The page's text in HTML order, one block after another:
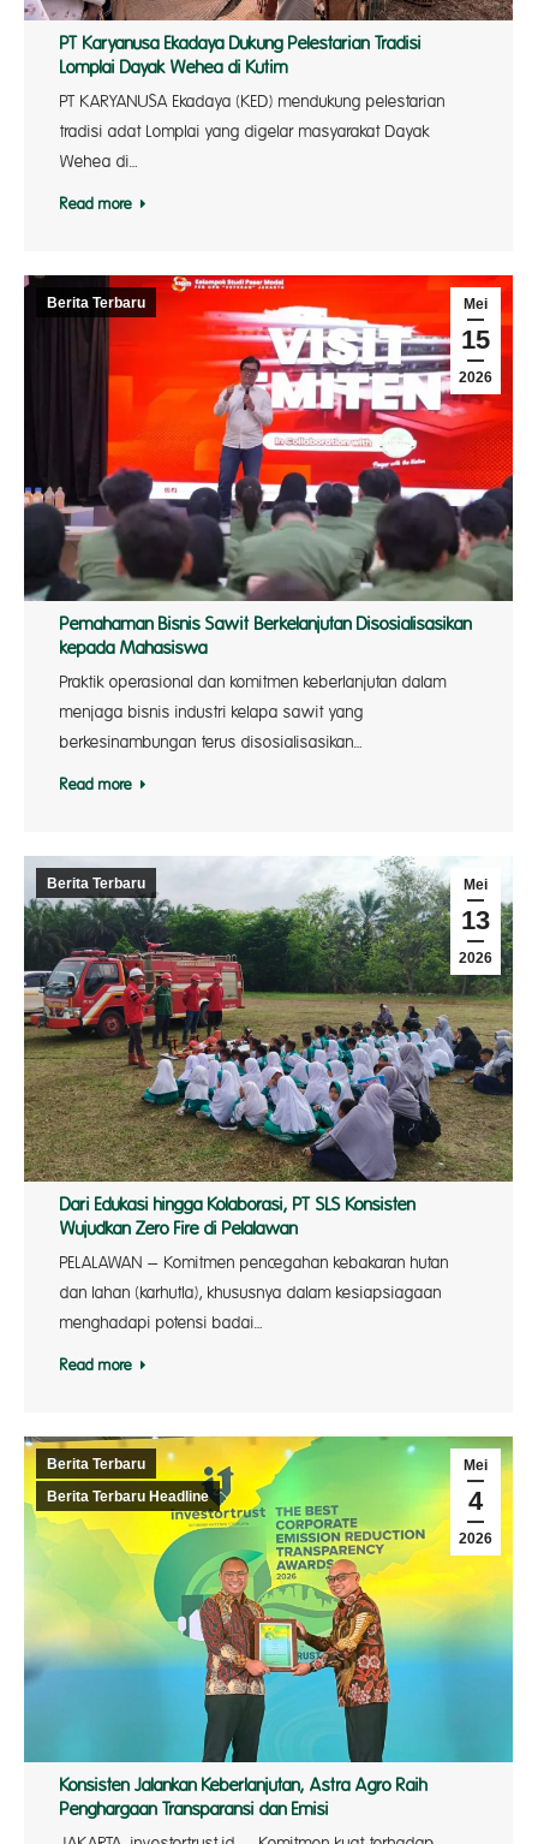
PT Karyanusa Ekadaya Dukung Pelestarian Tradisi
Lomplai Dayak Wehea di Kutim
PT KARYANUSA Ekadaya (KED) mendukung pelestarian
tradisi adat Lomplai yang digelar masyarakat Dayak
Wehea di…
Read more
Mei
15
2026
Berita Terbaru
Pemahaman Bisnis Sawit Berkelanjutan Disosialisasikan
kepada Mahasiswa
Praktik operasional dan komitmen keberlanjutan dalam
menjaga bisnis industri kelapa sawit yang
berkesinambungan terus disosialisasikan…
Read more
Mei
13
2026
Berita Terbaru
Dari Edukasi hingga Kolaborasi, PT SLS Konsisten
Wujudkan Zero Fire di Pelalawan
PELALAWAN – Komitmen pencegahan kebakaran hutan
dan lahan (karhutla), khususnya dalam kesiapsiagaan
menghadapi potensi badai…
Read more
Mei
4
2026
Berita Terbaru
Berita Terbaru Headline
Konsisten Jalankan Keberlanjutan, Astra Agro Raih
Penghargaan Transparansi dan Emisi